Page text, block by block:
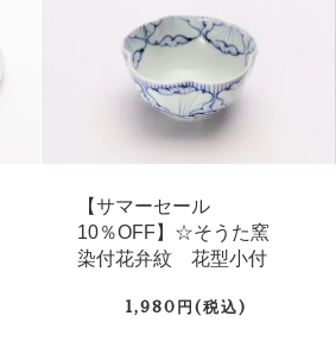
【サマーセール
10％OFF】☆そうた窯
染付花弁紋 花型小付
1,980円(税込)